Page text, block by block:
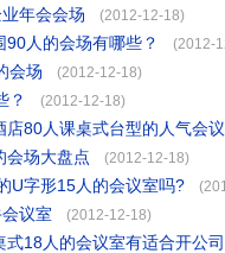
年会会场 (2012-12-18)
人的会场有哪些？ (2012-
会场 (2012-12-18)
？ (2012-12-18)
80人课桌式台型的人气会
会场大盘点
(2012-12-18)
U字形15人的会议室吗?
议室 (2012-12-18)
18人的会议室有适合开公